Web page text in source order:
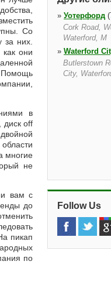
Со
за них.
они
Помощь
в
диск off
многие
не
вам с
до
пикап
по
» Уотерфорд
Cork Road,
Waterford, M
» Waterford
Butlerstown
City,
Follow Us